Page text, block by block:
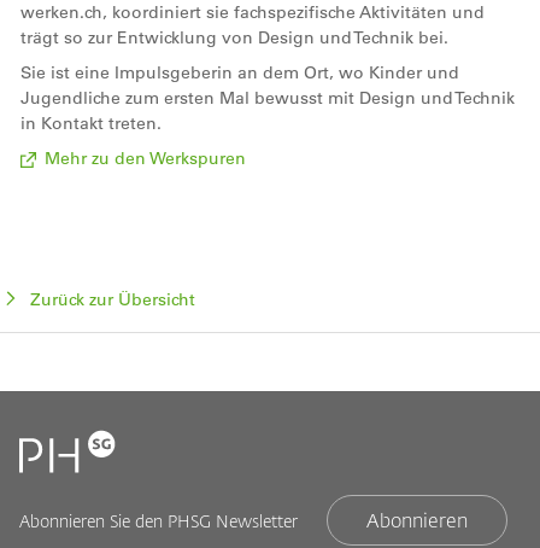
werken.ch, koordiniert sie fachspezifische Aktivitäten und
trägt so zur Entwicklung von Design und Technik bei.
Sie ist eine Impulsgeberin an dem Ort, wo Kinder und
Jugendliche zum ersten Mal bewusst mit Design und Technik
in Kontakt treten.
Mehr zu den Werkspuren
Zurück zur Übersicht
Abonnieren Sie den PHSG Newsletter Abonnieren